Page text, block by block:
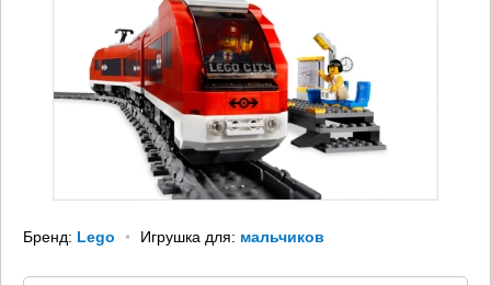
Бренд: Lego Игрушка для: мальчиков